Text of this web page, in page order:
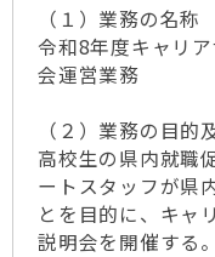
（１）業務の名称
令和8年度キャリ
会運営業務
（２）業務の目的
高校生の県内就職
ートスタッフが県
とを目的に、キャ
説明会を開催する。